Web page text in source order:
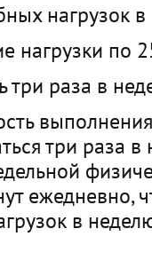
нагрузок
нагрузки по
три раза в
три раза в
ежедневно,
в